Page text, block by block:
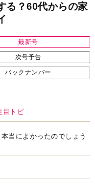
る？60代からの家
最新号
次号予告
バックナンバー
目トピ
当によかったのでしょう